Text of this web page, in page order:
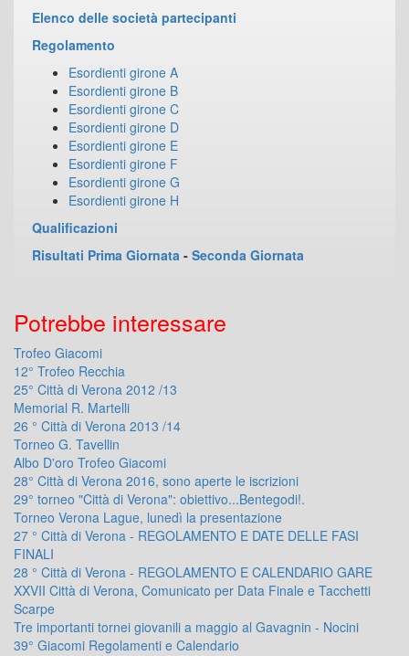
Elenco delle società partecipanti
Regolamento
Esordienti girone A
Esordienti girone B
Esordienti girone C
Esordienti girone D
Esordienti girone E
Esordienti girone F
Esordienti girone G
Esordienti girone H
Qualificazioni
Risultati Prima Giornata - Seconda Giornata
Potrebbe interessare
Trofeo Giacomi
12° Trofeo Recchia
25° Città di Verona 2012 /13
Memorial R. Martelli
26 ° Città di Verona 2013 /14
Torneo G. Tavellin
Albo D'oro Trofeo Giacomi
28° Città di Verona 2016, sono aperte le iscrizioni
29° torneo "Città di Verona": obiettivo...Bentegodi!.
Torneo Verona Lague, lunedì la presentazione
27 ° Città di Verona - REGOLAMENTO E DATE DELLE FASI
FINALI
28 ° Città di Verona - REGOLAMENTO E CALENDARIO GARE
XXVII Città di Verona, Comunicato per Data Finale e Tacchetti
Scarpe
Tre importanti tornei giovanili a maggio al Gavagnin - Nocini
39° Giacomi Regolamenti e Calendario